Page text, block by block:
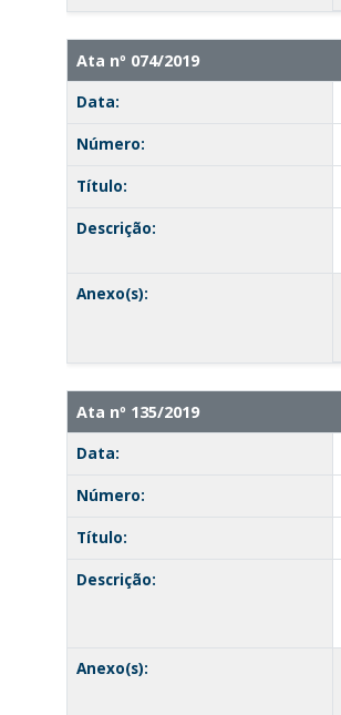
Ata nº 074/2019
Data:
Número:
Título:
Descrição:
Anexo(s):
Ata nº 135/2019
Data:
Número:
Título:
Descrição:
Anexo(s):